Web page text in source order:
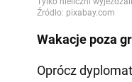
Wakacje poza
Oprócz